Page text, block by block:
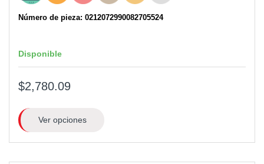
Número de pieza: 0212072990082705524
Disponible
$2,780.09
Ver opciones